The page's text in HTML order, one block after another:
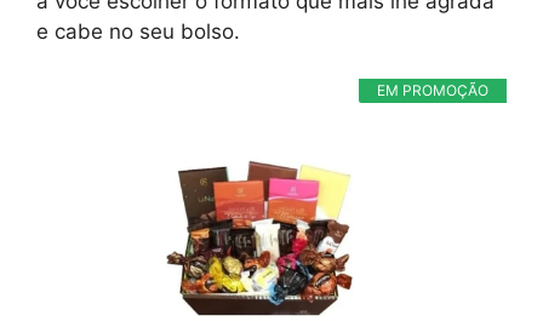
e cabe no seu bolso.
EM PROMOÇÃO